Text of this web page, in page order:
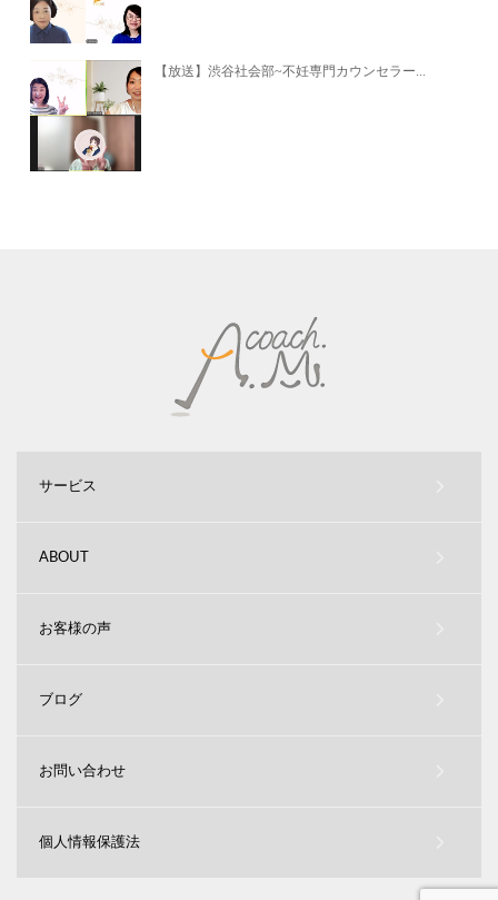
【放送】渋谷社会部~不妊専門カウンセラー...
サービス
ABOUT
お客様の声
ブログ
お問い合わせ
個人情報保護法